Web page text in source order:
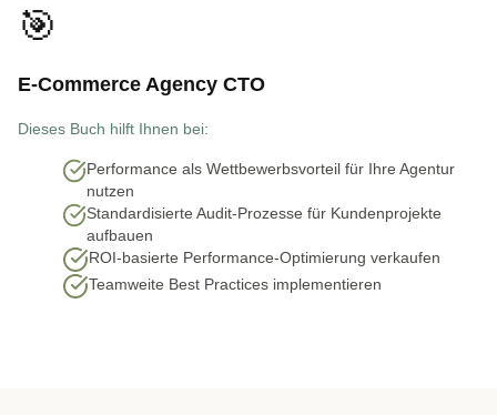
🎯
E-Commerce Agency CTO
Dieses Buch hilft Ihnen bei:
Performance als Wettbewerbsvorteil für Ihre Agentur
nutzen
Standardisierte Audit-Prozesse für Kundenprojekte
aufbauen
ROI-basierte Performance-Optimierung verkaufen
Teamweite Best Practices implementieren